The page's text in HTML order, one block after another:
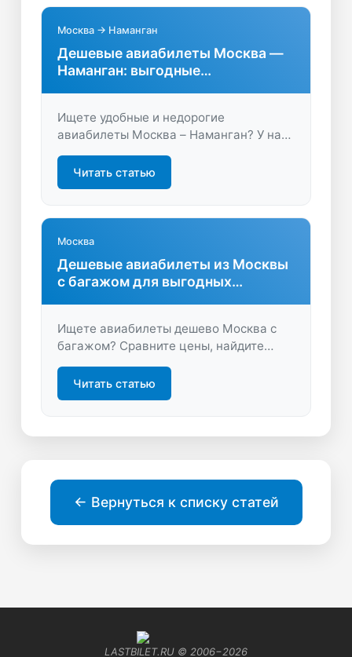
Москва → Наманган
Дешевые авиабилеты Москва —
Наманган: выгодные
Ищете удобные и недорогие
авиабилеты Москва – Наманган? У нас
вы найдете лучшие цены, быстрый
поиск, экономию времени и
возможности сравнения вариантов.
легко!
Читать статью
Москва
Дешевые авиабилеты из Москвы
с багажом для выгодных
Ищете авиабилеты дешево Москва с
багажом? Сравните цены, найдите
комфортно. Экономьте на перелётах
без лишних затрат — все тарифы с
Читать статью
← Вернуться к списку статей
LASTBILET.RU © 2006−2026